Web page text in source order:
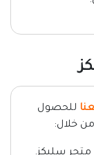
للحصول
خلال: